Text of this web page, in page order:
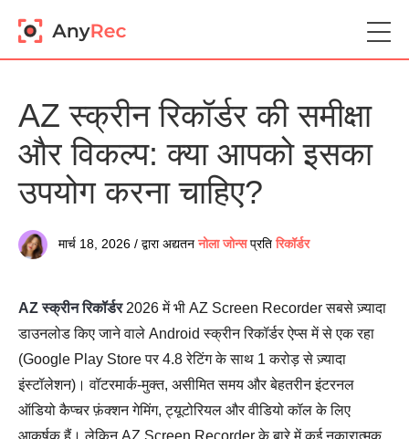
AZ स्क्रीन रिकॉर्डर की समीक्षा
और विकल्प: क्या आपको इसका
उपयोग करना चाहिए?
मार्च 18, 2026 / द्वारा अद्यतन नोला जोन्सप्रतिरिकॉर्डर
AZ स्क्रीन रिकॉर्डर2026 में भी AZ Screen Recorder सबसे ज़्यादा
डाउनलोड किए जाने वाले Android स्क्रीन रिकॉर्डर ऐप्स में से एक रहा
(Google Play Store पर 4.8 रेटिंग के साथ 1 करोड़ से ज़्यादा
इंस्टॉलेशन)। वॉटरमार्क-मुक्त, असीमित समय और बेहतरीन इंटरनल
ऑडियो कैप्चर फ़ंक्शन गेमिंग, ट्यूटोरियल और वीडियो कॉल के लिए
आकर्षक हैं। लेकिन AZ Screen Recorder के बारे में कई नकारात्मक